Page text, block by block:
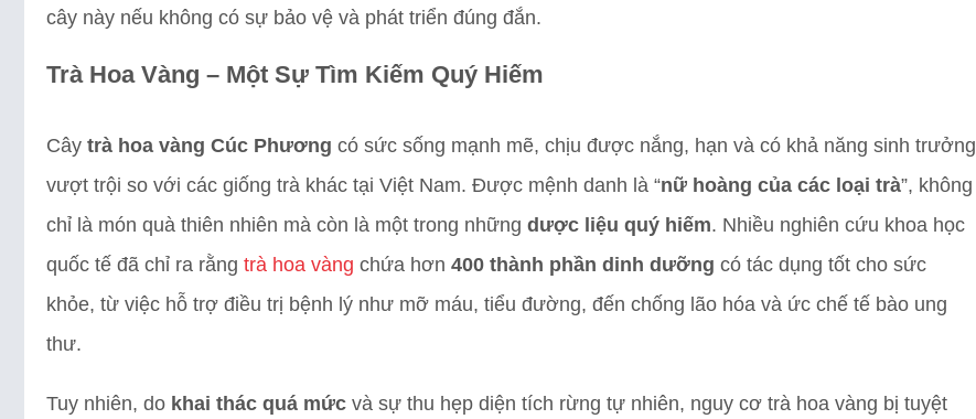
cây này nếu không có sự bảo vệ và phát triển đúng đắn.
Trà Hoa Vàng – Một Sự Tìm Kiếm Quý Hiếm
Cây trà hoa vàng Cúc Phương có sức sống mạnh mẽ, chịu được nắng, hạn và có khả năng sinh trưởng
vượt trội so với các giống trà khác tại Việt Nam. Được mệnh danh là “nữ hoàng của các loại trà”, không
chỉ là món quà thiên nhiên mà còn là một trong những dược liệu quý hiếm. Nhiều nghiên cứu khoa học
quốc tế đã chỉ ra rằng trà hoa vàng chứa hơn 400 thành phần dinh dưỡng có tác dụng tốt cho sức
khỏe, từ việc hỗ trợ điều trị bệnh lý như mỡ máu, tiểu đường, đến chống lão hóa và ức chế tế bào ung
thư.
Tuy nhiên, do khai thác quá mức và sự thu hẹp diện tích rừng tự nhiên, nguy cơ trà hoa vàng bị tuyệt